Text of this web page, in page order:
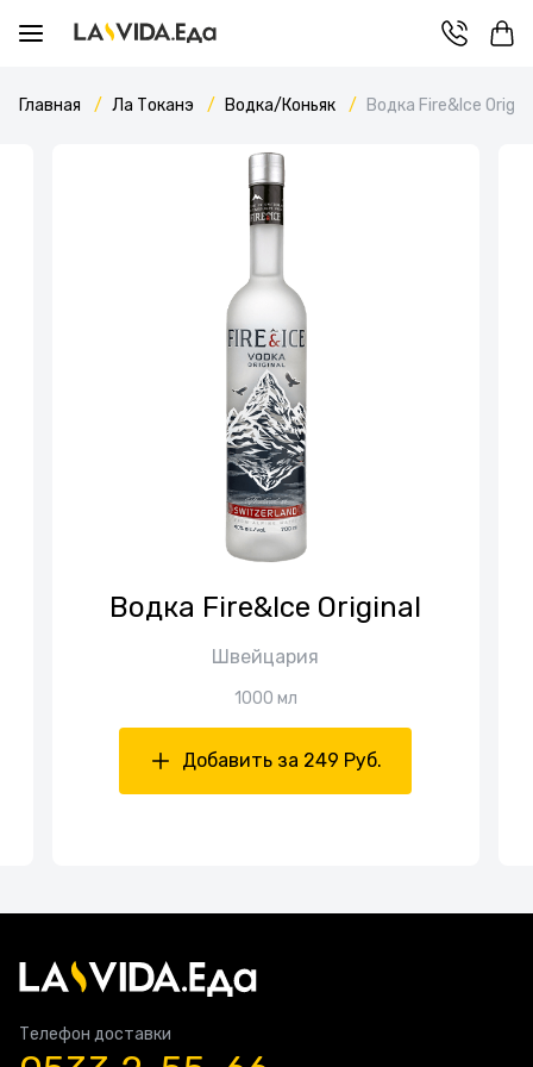
Главная Ла Токанэ Водка/Коньяк Водка Fire&Ice
Водка Fire&Ice Original
Швейцария
1000 мл
Добавить за 249 Руб.
Телефон доставки